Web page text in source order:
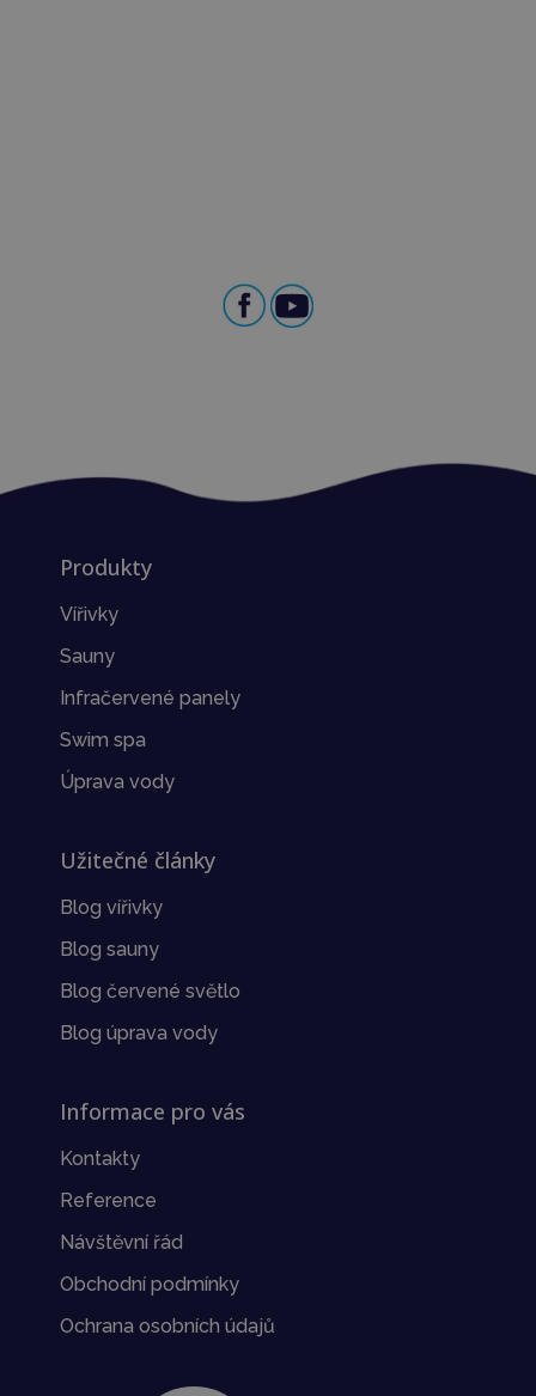
Produkty
Vířivky
Sauny
Infračervené panely
Swim spa
Úprava vody
Užitečné články
Blog vířivky
Blog sauny
Blog červené světlo
Blog úprava vody
Informace pro vás
Kontakty
Reference
Návštěvní řád
Obchodní podmínky
Ochrana osobních údajů